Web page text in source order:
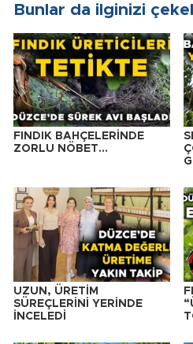
Bunlar da ilginizi
FINDIK BAHÇELERİNDE
ZORLU NÖBET…
UZUN, ÜRETİM
SÜREÇLERİNİ YERİNDE
İNCELEDİ